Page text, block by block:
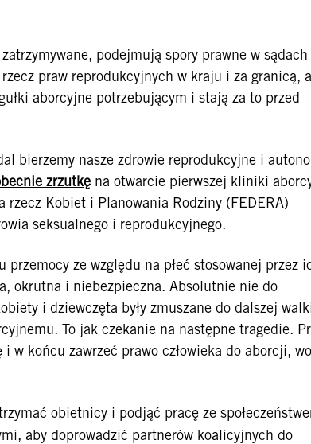
podejmują spory prawne w sądach
praw reprodukcyjnych w kraju i za granicą, a
aborcyjne potrzebującym i stają za to przed
bierzemy nasze zdrowie reprodukcyjne i
zrzutkę na otwarcie pierwszej kliniki
rzecz Kobiet i Planowania Rodziny (FEDERA)
seksualnego i reprodukcyjnego.
ze względu na płeć stosowanej przez
okrutna i niebezpieczna. Absolutnie nie do
i dziewczęta były zmuszane do dalszej
To jak czekanie na następne tragedie.
końcu zawrzeć prawo człowieka do aborcji,
obietnicy i podjąć pracę ze
aby doprowadzić partnerów koalicyjnych do